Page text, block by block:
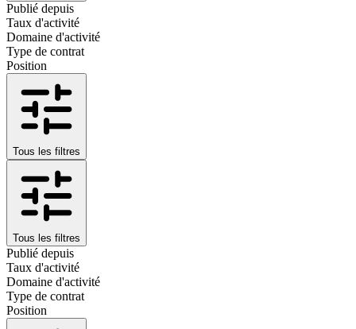
Publié depuis
Taux d'activité
Domaine d'activité
Type de contrat
Position
Tous les filtres
Tous les filtres
Publié depuis
Taux d'activité
Domaine d'activité
Type de contrat
Position